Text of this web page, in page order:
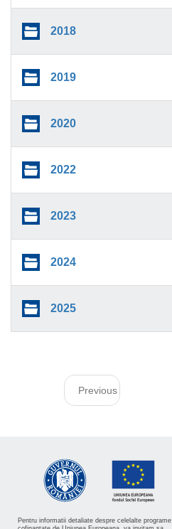
2018
2019
2020
2022
2023
2024
2025
Previous
Pentru informatii detaliate despre celelalte programe